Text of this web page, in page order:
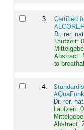
3.
Certified
ALCOREF
Dr. rer.
Laufzeit:
Abstract:
to
4.
Dr. rer.
Laufzeit:
Abstract: